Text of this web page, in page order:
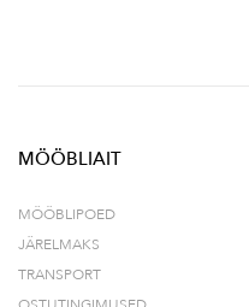
MÖÖBLIAIT
MÖÖBLIPOED
JÄRELMAKS
TRANSPORT